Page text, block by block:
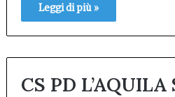
Leggi di più »
CS PD L’AQUILA